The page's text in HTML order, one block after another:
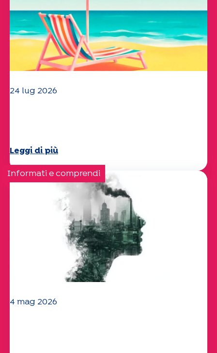
24 lug 2026
Leggi di più
Informati e comprendi
4 mag 2026